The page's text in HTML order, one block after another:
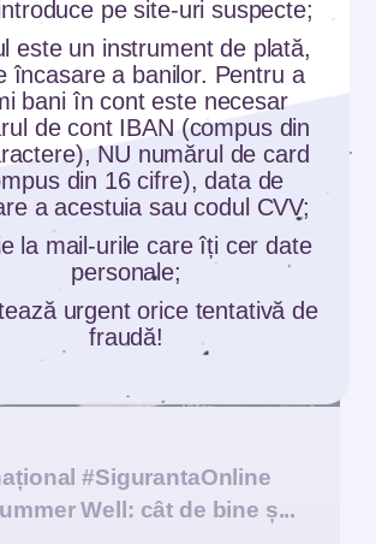
PUTEA
#SigurantaOnline
Well: cât de bine ș...
pe site-uri suspecte;
este un instrument de plată,
încasare a banilor. Pentru a
bani în cont este necesar
de cont IBAN (compus din
NU numărul de card
din 16 cifre), data de
a acestuia sau codul CVV;
la mail-urile care îți cer date
personale;
urgent orice tentativă de
fraudă!